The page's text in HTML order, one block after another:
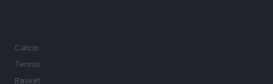
Calcio
Tennis
Basket